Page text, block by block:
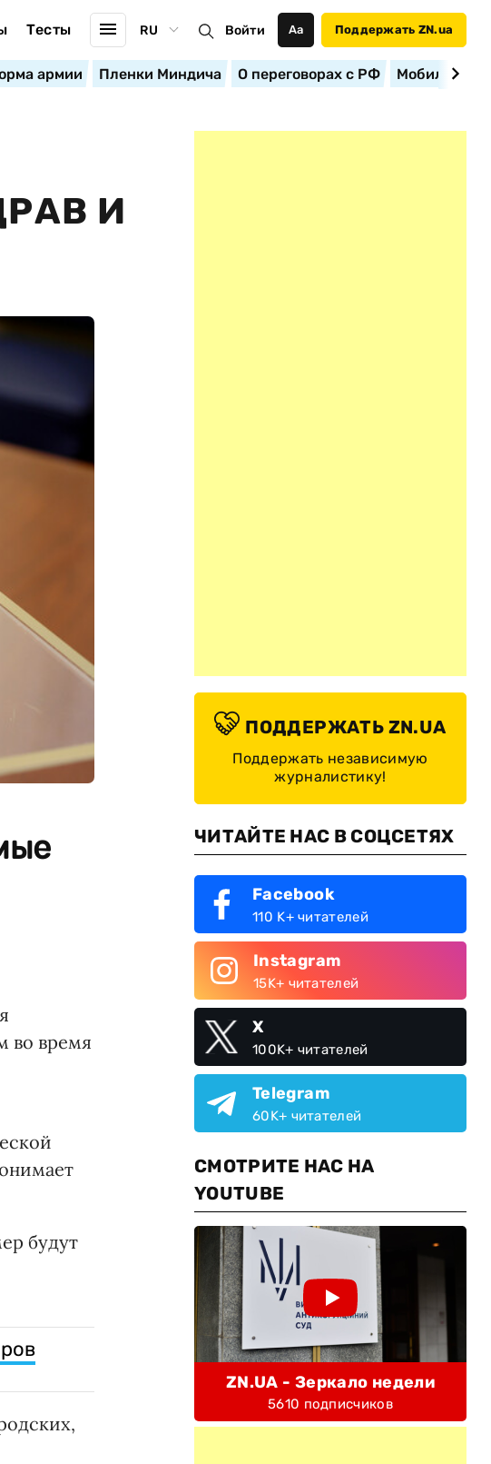
Тесты RU Войти Аа Поддержать ZN.ua
армии Пленки Миндича О переговорах с РФ
И
во время
будут
ПОДДЕРЖАТЬ ZN.UA
Поддержать независимую
журналистику!
ЧИТАЙТЕ НАС В СОЦСЕТЯХ
Facebook
110 K+ читателей
Instagram
15K+ читателей
X
100K+ читателей
Telegram
60K+ читателей
СМОТРИТЕ НАС НА
YOUTUBE
ZN.UA - Зеркало недели
5610 подписчиков